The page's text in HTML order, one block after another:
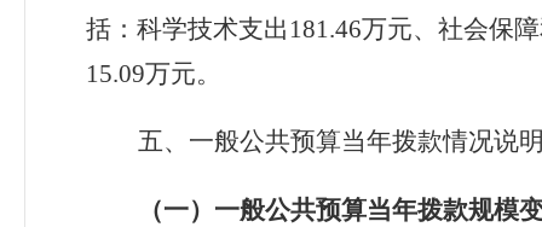
括：科学技术支出 181.46万元、社会保
15.09万元。
五、一般公共预算当年拨款情况说
（一）一般公共预算当年拨款规模